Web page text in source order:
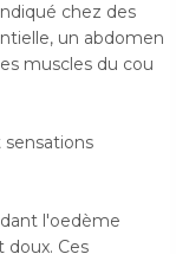
chez des
un abdomen
muscles du cou
l'oedème
Ces